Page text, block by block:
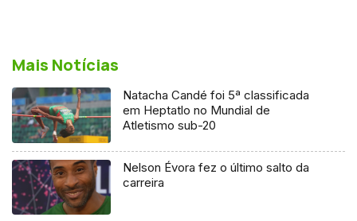
Mais Notícias
Natacha Candé foi 5ª classificada
em Heptatlo no Mundial de
Atletismo sub-20
Nelson Évora fez o último salto da
carreira